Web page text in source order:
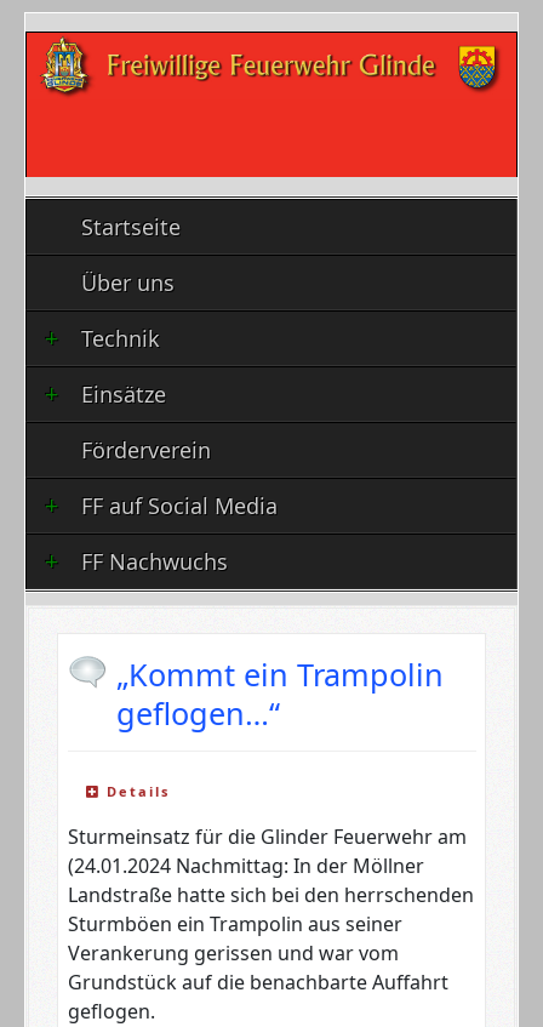
Startseite
Über uns
Technik
Einsätze
Förderverein
FF auf Social Media
FF Nachwuchs
„Kommt ein Trampolin
geflogen…“
Details
Sturmeinsatz für die Glinder Feuerwehr am
(24.01.2024 Nachmittag: In der Möllner
Landstraße hatte sich bei den herrschenden
Sturmböen ein Trampolin aus seiner
Verankerung gerissen und war vom
Grundstück auf die benachbarte Auffahrt
geflogen.